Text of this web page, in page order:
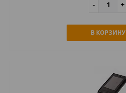
В КОРЗИНУ